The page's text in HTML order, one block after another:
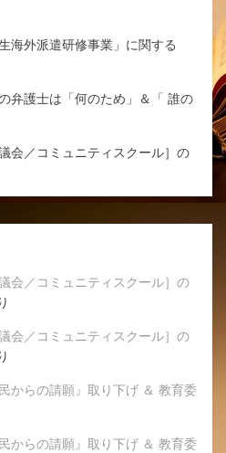
海外派遣研修事業」に関する
弁護士は「何のため」＆「 誰の
会／コミュニティスクール］の
会／コミュニティスクール］の
会／コミュニティスクール］の
からの請願』取り下げ ＆ 教育委
からの請願』取り下げ ＆ 教育委